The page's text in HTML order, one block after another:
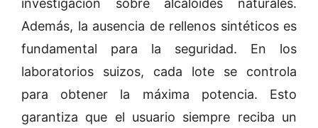
investigación sobre alcaloides naturales.
Además, la ausencia de rellenos sintéticos es
fundamental para la seguridad. En los
laboratorios suizos, cada lote se controla
para obtener la máxima potencia. Esto
garantiza que el usuario siempre reciba un